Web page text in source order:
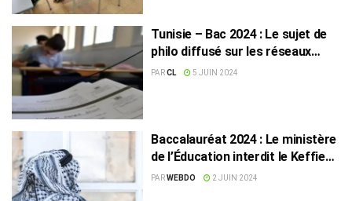
Tunisie – Bac 2024 : Le sujet de
philo diffusé sur les réseaux
sociaux
PARCL 5 JUIN 2024
Baccalauréat 2024 : Le ministère
de l’Éducation interdit le Keffieh
palestinien
PARWEBDO 2 JUIN 2024